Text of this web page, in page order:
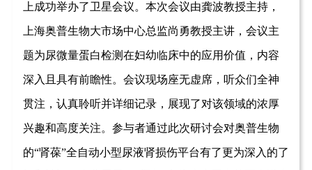
上成功举办了卫星会议。本次会议由龚波教授主持，
上海奥普生物大市场中心总监尚勇教授主讲，会议主
题为尿微量蛋白检测在妇幼临床中的应用价值，内容
深入且具有前瞻性。会议现场座无虚席，听众们全神
贯注，认真聆听并详细记录，展现了对该领域的浓厚
兴趣和高度关注。参与者通过此次研讨会对奥普生物
的“肾葆”全自动小型尿液肾损伤平台有了更为深入的了